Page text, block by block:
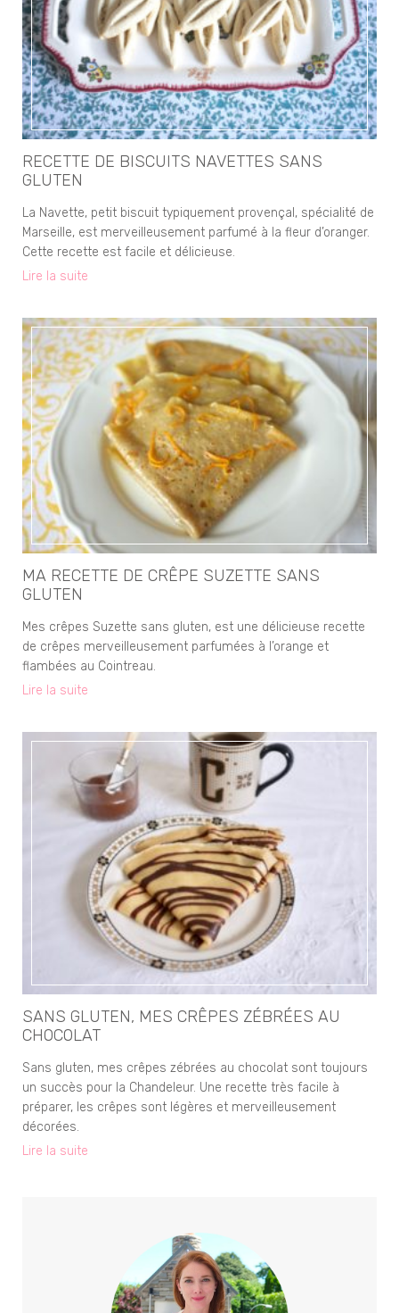
RECETTE DE BISCUITS NAVETTES SANS
GLUTEN
La Navette, petit biscuit typiquement provençal, spécialité de
Marseille, est merveilleusement parfumé à la fleur d’oranger.
Cette recette est facile et délicieuse.
Lire la suite
MA RECETTE DE CRÊPE SUZETTE SANS
GLUTEN
Mes crêpes Suzette sans gluten, est une délicieuse recette
de crêpes merveilleusement parfumées à l’orange et
flambées au Cointreau.
Lire la suite
SANS GLUTEN, MES CRÊPES ZÉBRÉES AU
CHOCOLAT
Sans gluten, mes crêpes zébrées au chocolat sont toujours
un succès pour la Chandeleur. Une recette très facile à
préparer, les crêpes sont légères et merveilleusement
décorées.
Lire la suite